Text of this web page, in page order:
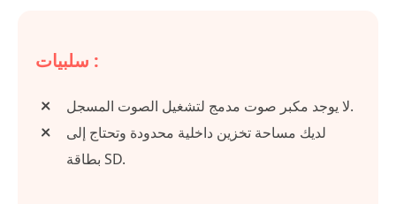
سلبيات :
لا يوجد مكبر صوت مدمج لتشغيل الصوت المسجل.
لديك مساحة تخزين داخلية محدودة وتحتاج إلى
بطاقة SD.